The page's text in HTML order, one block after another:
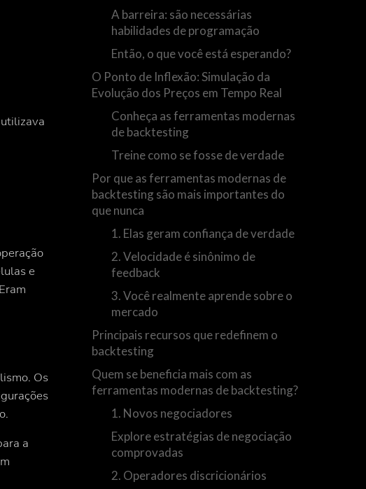
e
Os
a
A barreira: são necessárias
habilidades de programação
Então, o que você está esperando?
O Ponto de Inflexão: Simulação da
Evolução dos Preços em Tempo Real
Conheça as ferramentas modernas
de backtesting
Treine como se fosse de verdade
Por que as ferramentas modernas de
backtesting são mais importantes do
que nunca
1. Elas geram confiança de verdade
2. Velocidade é sinônimo de
feedback
3. Você realmente aprende sobre o
mercado
Principais recursos que redefinem o
backtesting
Quem se beneficia mais com as
ferramentas modernas de backtesting?
1. Novos negociadores
Explore estratégias de negociação
comprovadas
2. Operadores discricionários